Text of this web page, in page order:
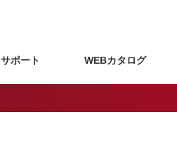
サポート WEBカタログ